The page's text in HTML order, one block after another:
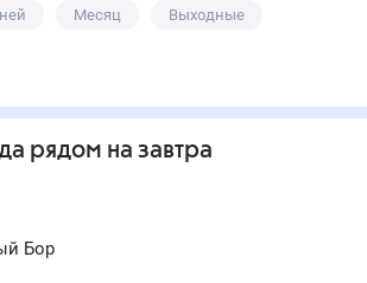
Месяц Выходные
рядом на завтра
Бор